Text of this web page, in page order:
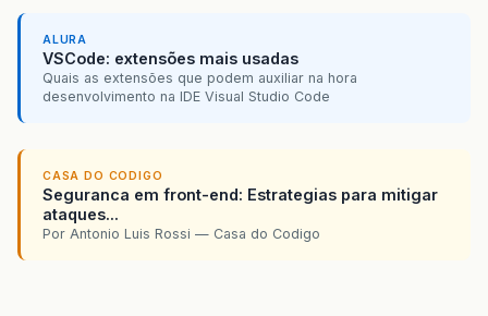
ALURA
VSCode: extensões mais usadas
Quais as extensões que podem auxiliar na hora
desenvolvimento na IDE Visual Studio Code
CASA DO CODIGO
Seguranca em front-end: Estrategias para mitigar
ataques...
Por Antonio Luis Rossi — Casa do Codigo